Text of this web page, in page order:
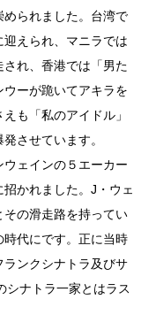
られました。台湾で
えられ、マニラでは
れ、香港では「男た
ーが跪いてアキラを
も「私のアイドル」
させています。
ェインの５エーカー
招かれました。J・ウェ
の滑走路を持ってい
時代にです。正に当時
ンクシナトラ及びサ
シナトラ一家とはラス